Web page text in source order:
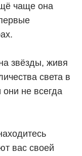
чаще она
звёзды, живя
света в
не всегда
вас своей